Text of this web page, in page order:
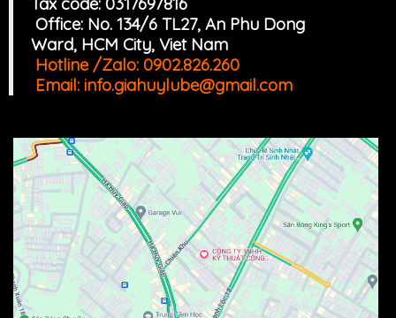
Office: No. 134/6 TL27, An Phu Dong
Ward, HCM City, Viet Nam
Hotline /Zalo: 0902.826.260
Email: info.giahuylube@gmail.com